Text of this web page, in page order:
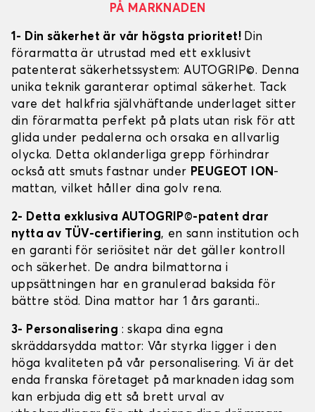
PÅ MARKNADEN
1- Din säkerhet är vår högsta prioritet! Din
förarmatta är utrustad med ett exklusivt
patenterat säkerhetssystem: AUTOGRIP©. Denna
unika teknik garanterar optimal säkerhet. Tack
vare det halkfria självhäftande underlaget sitter
din förarmatta perfekt på plats utan risk för att
glida under pedalerna och orsaka en allvarlig
olycka. Detta oklanderliga grepp förhindrar
också att smuts fastnar under PEUGEOT ION-
mattan, vilket håller dina golv rena.
2- Detta exklusiva AUTOGRIP©-patent drar
nytta av TÜV-certifiering, en sann institution och
en garanti för seriösitet när det gäller kontroll
och säkerhet. De andra bilmattorna i
uppsättningen har en granulerad baksida för
bättre stöd. Dina mattor har 1 års garanti..
3- Personalisering : skapa dina egna
skräddarsydda mattor: Vår styrka ligger i den
höga kvaliteten på vår personalisering. Vi är det
enda franska företaget på marknaden idag som
kan erbjuda dig ett så brett urval av